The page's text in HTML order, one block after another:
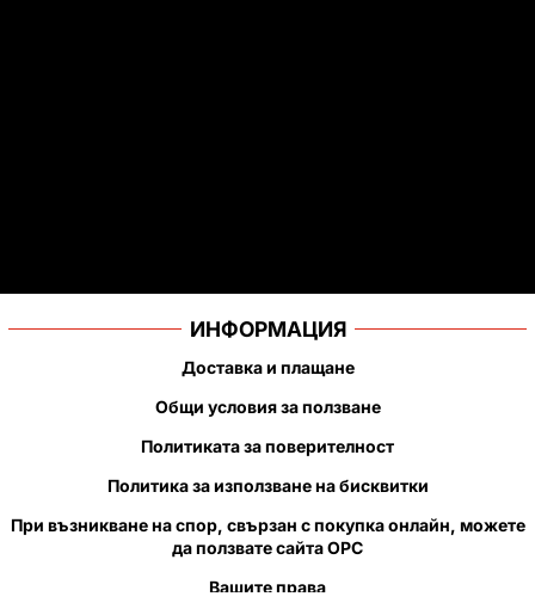
ИНФОРМАЦИЯ
Доставка и плащане
Общи условия за ползване
Политиката за поверителност
Политика за използване на бисквитки
При възникване на спор, свързан с покупка онлайн, можете
да ползвате сайта ОРС
Вашите права